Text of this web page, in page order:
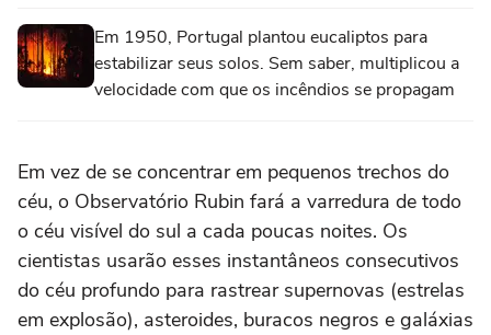
Em 1950, Portugal plantou eucaliptos para
estabilizar seus solos. Sem saber, multiplicou a
velocidade com que os incêndios se propagam
Em vez de se concentrar em pequenos trechos do
céu, o Observatório Rubin fará a varredura de todo
o céu visível do sul a cada poucas noites. Os
cientistas usarão esses instantâneos consecutivos
do céu profundo para rastrear supernovas (estrelas
em explosão), asteroides, buracos negros e galáxias